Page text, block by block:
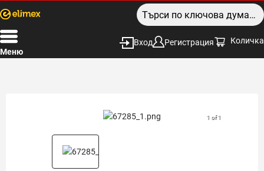
Меню
Вход Регистрация Количка
1 of 1